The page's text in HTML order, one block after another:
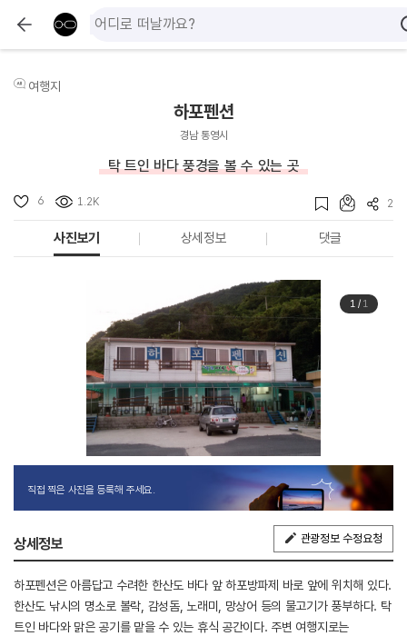
여행지
하포펜션
경남 통영시
탁 트인 바다 풍경을 볼 수 있는 곳
6 1.2K 2
사진보기 상세정보 댓글
1/ 1
직접 찍은 사진을 등록해 주세요.
상세정보 관광정보 수정요청
하포펜션은 아름답고 수려한 한산도 바다 앞 하포방파제 바로 앞에 위치해 있다.
한산도 낚시의 명소로 볼락, 감성돔, 노래미, 망상어 등의 물고기가 풍부하다. 탁
트인 바다와 맑은 공기를 맡을 수 있는 휴식 공간이다. 주변 여행지로는